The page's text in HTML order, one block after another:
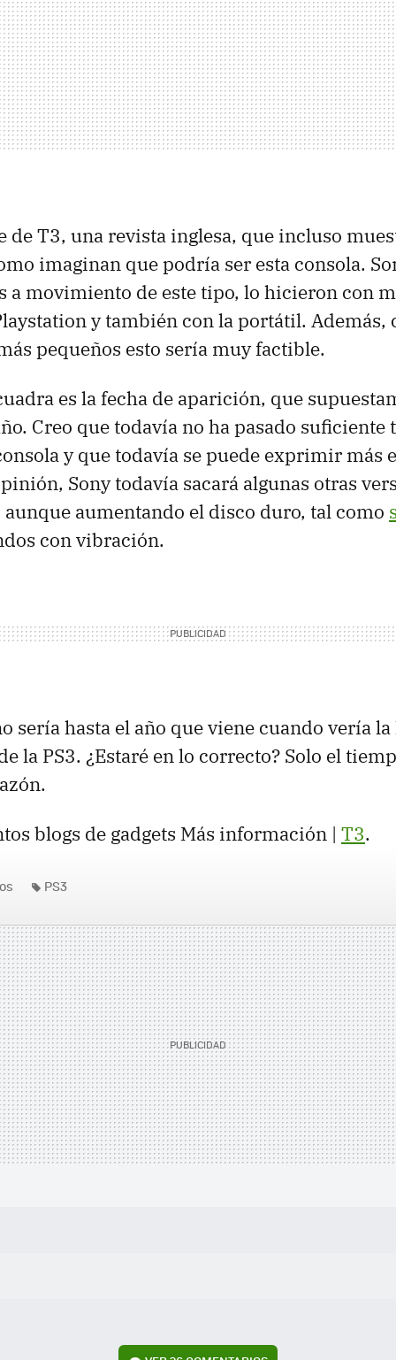
de T3, una revista inglesa, que incluso
imaginan que podría ser esta consola.
a movimiento de este tipo, lo hicieron con
y también con la portátil. Además,
pequeños esto sería muy factible.
es la fecha de aparición, que
Creo que todavía no ha pasado suficiente
y que todavía se puede exprimir más
Sony todavía sacará algunas otras
aumentando el disco duro, tal como
con vibración.
sería hasta el año que viene cuando vería la
la PS3. ¿Estaré en lo correcto? Solo el
blogs de gadgets Más información | T3.
PS3